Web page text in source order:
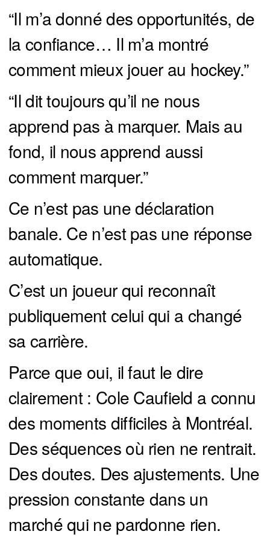
“Il m’a donné des opportunités, de
la confiance… Il m’a montré
comment mieux jouer au hockey.”
“Il dit toujours qu’il ne nous
apprend pas à marquer. Mais au
fond, il nous apprend aussi
comment marquer.”
Ce n’est pas une déclaration
banale. Ce n’est pas une réponse
automatique.
C’est un joueur qui reconnaît
publiquement celui qui a changé
sa carrière.
Parce que oui, il faut le dire
clairement : Cole Caufield a connu
des moments difficiles à Montréal.
Des séquences où rien ne rentrait.
Des doutes. Des ajustements. Une
pression constante dans un
marché qui ne pardonne rien.